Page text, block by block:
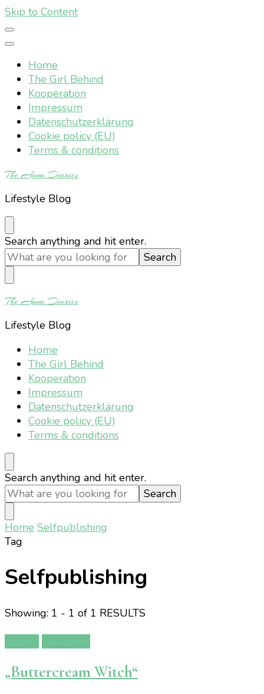
Skip to Content
Home
The Girl Behind
Kooperation
Impressum
Datenschutzerklärung
Cookie policy (EU)
Terms & conditions
The Anna Diaries
Lifestyle Blog
Looking
for
Something?
Search anything and hit enter.
The Anna Diaries
Lifestyle Blog
Home
The Girl Behind
Kooperation
Impressum
Datenschutzerklärung
Cookie policy (EU)
Terms & conditions
Looking
for
Something?
Search anything and hit enter.
Home Selfpublishing
Tag
Selfpublishing
Showing: 1 - 1 of 1 RESULTS
„Buttercream Witch“